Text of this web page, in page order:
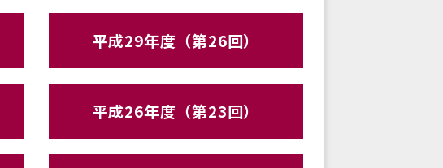
平成29年度（第26回）
平成26年度（第23回）